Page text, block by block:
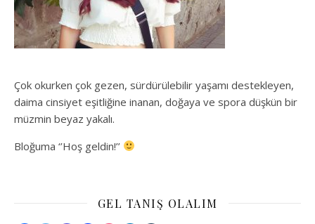
Çok okurken çok gezen, sürdürülebilir yaşamı destekleyen,
daima cinsiyet eşitliğine inanan, doğaya ve spora düşkün bir
müzmin beyaz yakalı.
Bloğuma ‘’Hoş geldin!’’
GEL TANIŞ OLALIM